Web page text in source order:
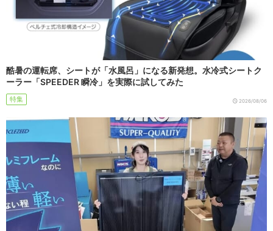
酷暑の運転席、シートが「水風呂」になる新発想。水冷式シートク
ーラー「SPEEDER 瞬冷」を実際に試してみた
特集 2026/08/06